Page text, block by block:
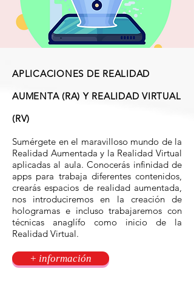
APLICACIONES DE REALIDAD
AUMENTA (RA) Y REALIDAD VIRTUAL
(RV)
Sumérgete en el maravilloso mundo de la
Realidad Aumentada y la Realidad Virtual
aplicadas al aula. Conocerás infinidad de
apps para trabaja diferentes contenidos,
crearás espacios de realidad aumentada,
nos introduciremos en la creación de
hologramas e incluso trabajaremos con
técnicas anaglífo como inicio de la
Realidad Virtual.
+ información